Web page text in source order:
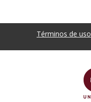
Términos de uso